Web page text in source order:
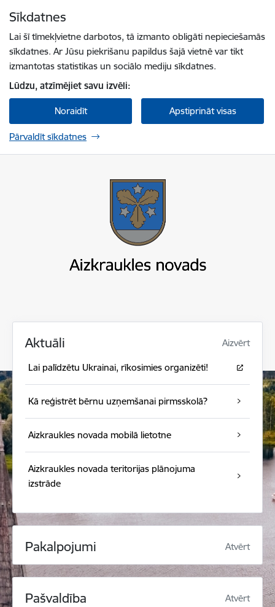
Sīkdatnes
Lai šī tīmekļvietne darbotos, tā izmanto obligāti nepieciešamās
sīkdatnes. Ar Jūsu piekrišanu papildus šajā vietnē var tikt
izmantotas statistikas un sociālo mediju sīkdatnes.
Lūdzu, atzīmējiet savu izvēli:
Noraidīt Apstiprināt visas
Pārvaldīt sīkdatnes
Aktuāli Aizvērt
Lai palīdzētu Ukrainai, rīkosimies organizēti!
Kā reģistrēt bērnu uzņemšanai pirmsskolā?
Aizkraukles novada mobilā lietotne
Aizkraukles novada teritorijas plānojuma
izstrāde
Pakalpojumi Atvērt
Pašvaldība Atvērt